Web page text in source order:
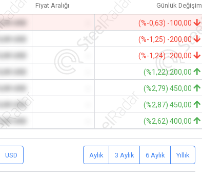
Fiyat Aralığı Günlük Değişim
USD
(%-0,63) -100,00
-
(%-1,25) -200,00
(%-1,24) -200,00
(%1,22) 200,00
(%2,79) 450,00
0,00 USD
(%2,87) 450,00
0,00 USD (%2,62) 400,00
USD Aylık 3 Aylık 6 Aylık Yıllık